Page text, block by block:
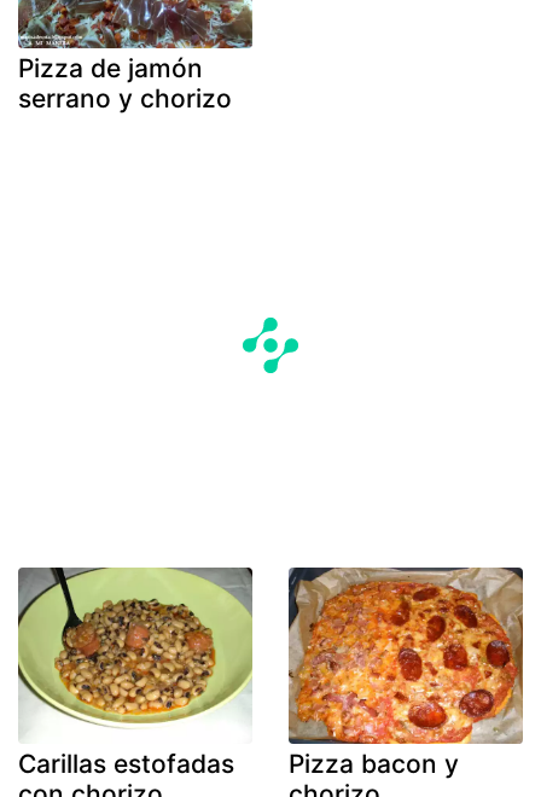
Pizza de jamón
serrano y chorizo
Carillas estofadas
Pizza bacon y